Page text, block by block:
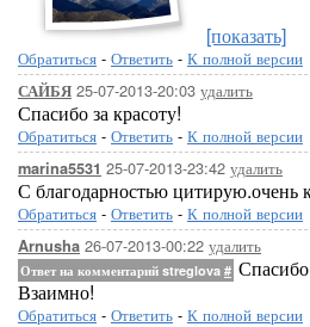
[показать]
Обратиться - Ответить - К полной версии
САЙБЯ 25-07-2013-20:03 удалить
Спасибо за красоту!
Обратиться - Ответить - К полной версии
marina5531 25-07-2013-23:42 удалить
С благодарностью цитирую.очень
Обратиться - Ответить - К полной версии
Arnusha 26-07-2013-00:22 удалить
Ответ на комментарий streglova #
Взаимно!
Обратиться - Ответить - К полной версии